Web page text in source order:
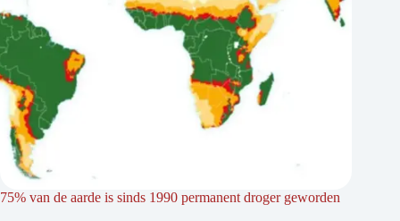
75% van de aarde is sinds 1990 permanent droger geworden